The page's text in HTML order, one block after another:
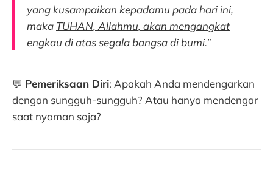
yang kusampaikan kepadamu pada hari ini,
maka TUHAN, Allahmu, akan mengangkat
engkau di atas segala bangsa di bumi.”
💬 Pemeriksaan Diri: Apakah Anda mendengarkan
dengan sungguh-sungguh? Atau hanya mendengar
saat nyaman saja?